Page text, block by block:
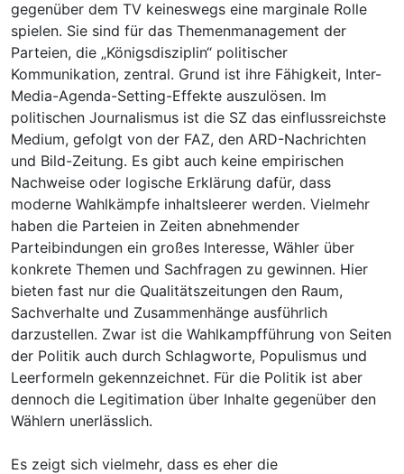
gegenüber dem TV keineswegs eine marginale Rolle
spielen. Sie sind für das Themenmanagement der
Parteien, die „Königsdisziplin“ politischer
Kommunikation, zentral. Grund ist ihre Fähigkeit, Inter-
Media-Agenda-Setting-Effekte auszulösen. Im
politischen Journalismus ist die SZ das einflussreichste
Medium, gefolgt von der FAZ, den ARD-Nachrichten
und Bild-Zeitung. Es gibt auch keine empirischen
Nachweise oder logische Erklärung dafür, dass
moderne Wahlkämpfe inhaltsleerer werden. Vielmehr
haben die Parteien in Zeiten abnehmender
Parteibindungen ein großes Interesse, Wähler über
konkrete Themen und Sachfragen zu gewinnen. Hier
bieten fast nur die Qualitätszeitungen den Raum,
Sachverhalte und Zusammenhänge ausführlich
darzustellen. Zwar ist die Wahlkampfführung von Seiten
der Politik auch durch Schlagworte, Populismus und
Leerformeln gekennzeichnet. Für die Politik ist aber
dennoch die Legitimation über Inhalte gegenüber den
Wählern unerlässlich.
Es zeigt sich vielmehr, dass es eher die